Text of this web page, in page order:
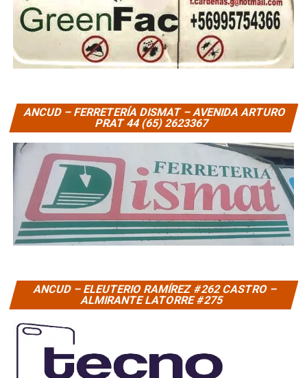
ANCUD – FERRETERÍA DISMAT – AVENIDA ARTURO
PRAT 44 (65) 2623367
ANCUD – ELEUTERIO RAMÍREZ #262 CASTRO –
ALMIRANTE LATORRE #275